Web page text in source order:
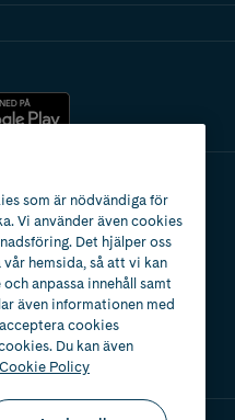
som är nödvändiga för
Vi använder även cookies
Det hjälper oss
hemsida, så att vi kan
anpassa innehåll samt
även informationen med
cookies
Du kan även
Cookie Policy